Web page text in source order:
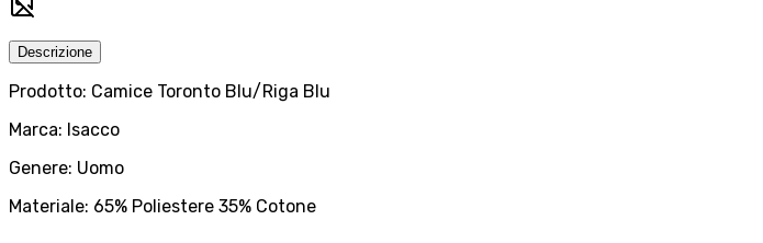
Descrizione
Prodotto: Camice Toronto Blu/Riga Blu
Marca: Isacco
Genere: Uomo
Materiale: 65% Poliestere 35% Cotone